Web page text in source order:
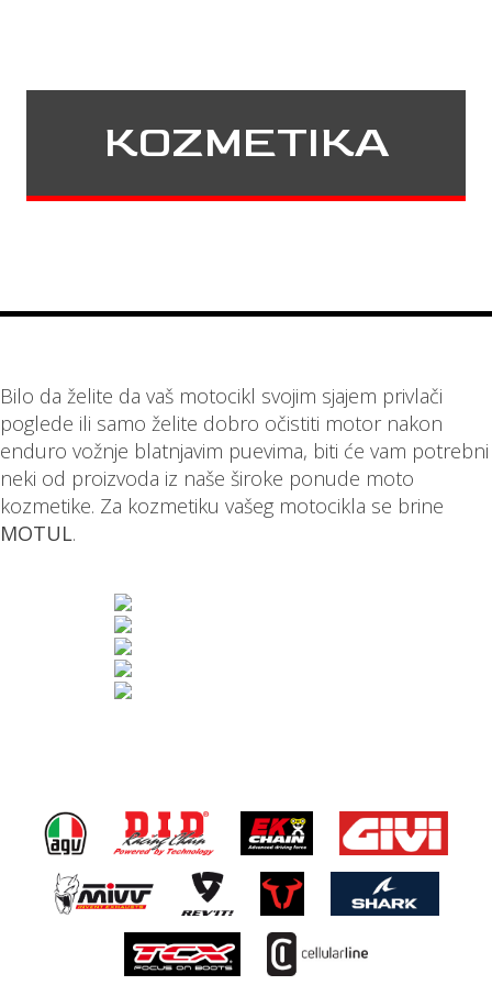
KOZMETIKA
Bilo da želite da vaš motocikl svojim sjajem privlači
poglede ili samo želite dobro očistiti motor nakon
enduro vožnje blatnjavim puevima, biti će vam potrebni
neki od proizvoda iz naše široke ponude moto
kozmetike. Za kozmetiku vašeg motocikla se brine
MOTUL.